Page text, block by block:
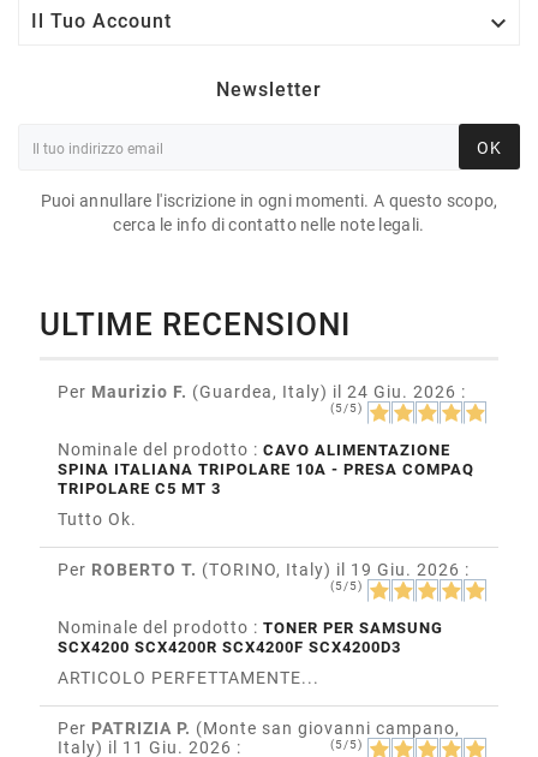
Il Tuo Account 
Newsletter
OK
Puoi annullare l'iscrizione in ogni momenti. A questo scopo,
cerca le info di contatto nelle note legali.
ULTIME RECENSIONI
Per Maurizio F. (Guardea, Italy) il 24 Giu. 2026 :
(5/5)
Nominale del prodotto : CAVO ALIMENTAZIONE
SPINA ITALIANA TRIPOLARE 10A - PRESA COMPAQ
TRIPOLARE C5 MT 3
Tutto Ok.
Per ROBERTO T. (TORINO, Italy) il 19 Giu. 2026 :
(5/5)
Nominale del prodotto : TONER PER SAMSUNG
SCX4200 SCX4200R SCX4200F SCX4200D3
ARTICOLO PERFETTAMENTE...
Per PATRIZIA P. (Monte san giovanni campano,
Italy) il 11 Giu. 2026 : (5/5)